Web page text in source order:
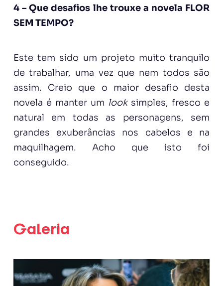
4 – Que desafios lhe trouxe a novela FLOR
SEM TEMPO?
Este tem sido um projeto muito tranquilo
de trabalhar, uma vez que nem todos são
assim. Creio que o maior desafio desta
novela é manter um looksimples, fresco e
natural em todas as personagens, sem
grandes exuberâncias nos cabelos e na
maquilhagem. Acho que isto foi
conseguido.
Galeria